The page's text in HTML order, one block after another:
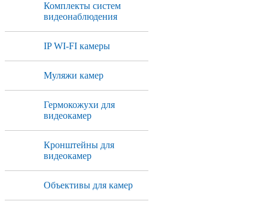
Комплекты систем
видеонаблюдения
IP WI-FI камеры
Муляжи камер
Гермокожухи для
видеокамер
Кронштейны для
видеокамер
Объективы для камер